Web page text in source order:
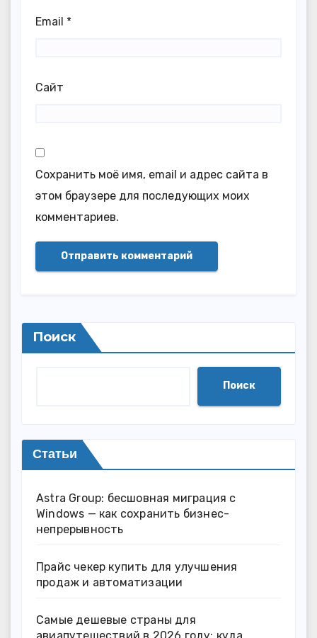
Email *
Сайт
Сохранить моё имя, email и адрес сайта в
этом браузере для последующих моих
комментариев.
Поиск
Поиск
Статьи
Astra Group: бесшовная миграция с
Windows — как сохранить бизнес-
непрерывность
Прайс чекер купить для улучшения
продаж и автоматизации
Самые дешевые страны для